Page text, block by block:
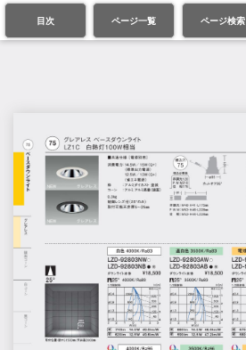
目次 ページ一覧 ページ検索